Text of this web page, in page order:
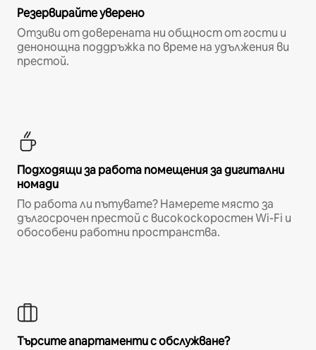
Резервирайте уверено
Отзиви от доверената ни общност от гости и
денонощна поддръжка по време на удължения ви
престой.
Подходящи за работа помещения за дигитални
номади
По работа ли пътувате? Намерете място за
дългосрочен престой с високоскоростен Wi-Fi и
обособени работни пространства.
Търсите апартаменти с обслужване?